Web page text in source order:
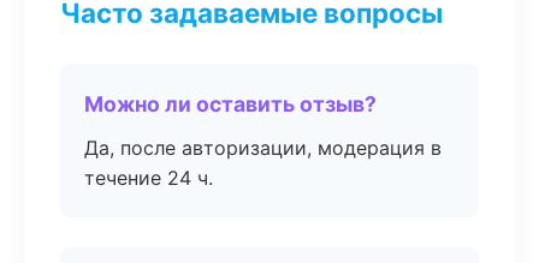
Часто задаваемые вопросы
Можно ли оставить отзыв?
Да, после авторизации, модерация в
течение 24 ч.